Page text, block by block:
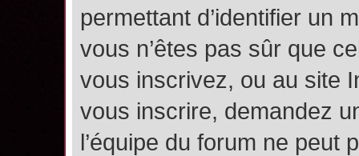
permettant d’identifier un
vous n’êtes pas sûr que
vous inscrivez, ou au site
vous inscrire, demandez
l’équipe du forum ne peut